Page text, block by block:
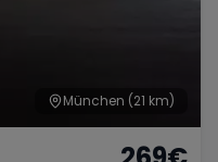
München (21 km)